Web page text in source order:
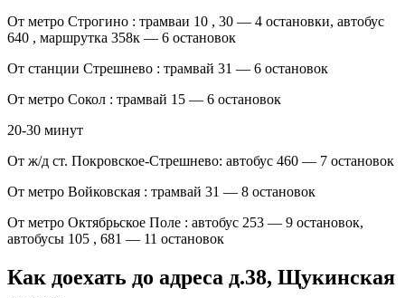
От метро Строгино : трамваи 10 , 30 — 4 остановки, автобус
640 , маршрутка 358к — 6 остановок
От станции Стрешнево : трамвай 31 — 6 остановок
От метро Сокол : трамвай 15 — 6 остановок
20-30 минут
От ж/д ст. Покровское-Стрешнево: автобус 460 — 7 остановок
От метро Войковская : трамвай 31 — 8 остановок
От метро Октябрьское Поле : автобус 253 — 9 остановок,
автобусы 105 , 681 — 11 остановок
Как доехать до адреса д.38, Щукинская